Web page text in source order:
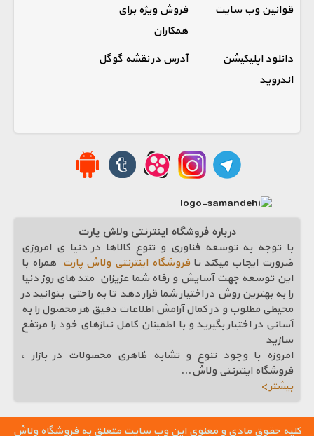
قوانین وب سایت
فروش ویژه برای
همکاران
دانلود اپلیکیشن
اندروید
آدرس در نقشه گوگل
درباره فروشگاه اینترنتی ولاش پارت
با توجه به توسعه فناوری و تنوع کالاها در دنیا ی امروزی
ضرورت ایجاب میکند تافروشگاه اینترنتی ولاش پارت همراه با
این توسعه جهت آسایش و رفاه شما عزیزان متد های روز دنیا
را به بهترین روش در اختیار شما قرار دهد تا به راحتی بتوانید در
محیطی مطلوب و در کمال آرامش اطلاعات دقیق هر محصول را به
آسانی در اختیار بگیرید و با اطمینان کامل نیازهای خود را مرتفع
سازيد
امروزه با وجود تنوع و تشابه ظاهری محصولات در بازار ،
فروشگاه اینترنتی ولاش...
بیشتر >
کلیه حقوق مادی و معنوی این وب سایت متعلق به فروشگاه ولاش